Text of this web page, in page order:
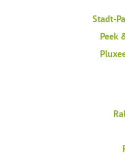
Stadt-
Peek